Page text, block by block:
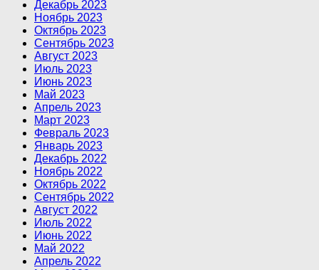
Декабрь 2023
Ноябрь 2023
Октябрь 2023
Сентябрь 2023
Август 2023
Июль 2023
Июнь 2023
Май 2023
Апрель 2023
Март 2023
Февраль 2023
Январь 2023
Декабрь 2022
Ноябрь 2022
Октябрь 2022
Сентябрь 2022
Август 2022
Июль 2022
Июнь 2022
Май 2022
Апрель 2022